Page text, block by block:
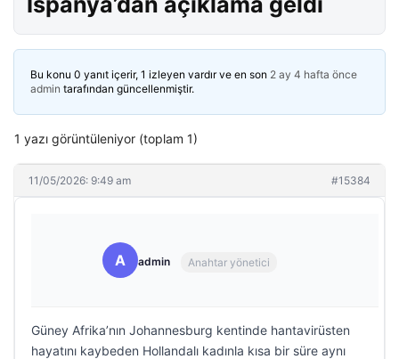
Bu konu 0 yanıt içerir, 1 izleyen vardır ve en son 2 ay 4 hafta önce
admin tarafından güncellenmiştir.
1 yazı görüntüleniyor (toplam 1)
11/05/2026: 9:49 am #15384
A admin Anahtar yönetici
Güney Afrika’nın Johannesburg kentinde hantavirüsten
hayatını kaybeden Hollandalı kadınla kısa bir süre aynı